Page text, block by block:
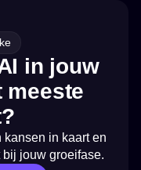
in jouw
meeste
in kaart en
jouw groeifase.